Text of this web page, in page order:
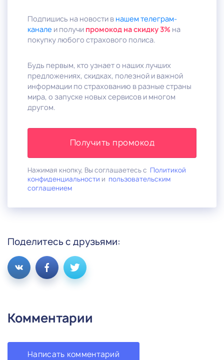
Подпишись на новости в нашем телеграм-
канале и получи промокод на скидку 3% на
покупку любого страхового полиса.
Будь первым, кто узнает о наших лучших
предложениях, скидках, полезной и важной
информации по страхованию в разные страны
мира, о запуске новых сервисов и многом
другом.
Получить промокод
Нажимая кнопку, Вы соглашаетесь с Политикой
конфиденциальности и пользовательским
соглашением
Поделитесь с друзьями:
Комментарии
Написать комментарий